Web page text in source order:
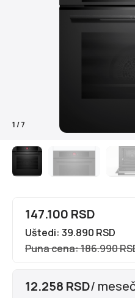
1/7
147.100 RSD
Uštedi: 39.890 RSD
Puna cena: 186.990
12.258 RSD/